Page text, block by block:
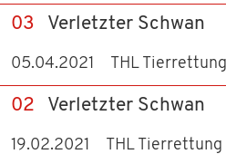
05.04.2021 THL Tierrettung
03 Verletzter Schwan
19.02.2021 THL Tierrettung
02 Verletzter Schwan